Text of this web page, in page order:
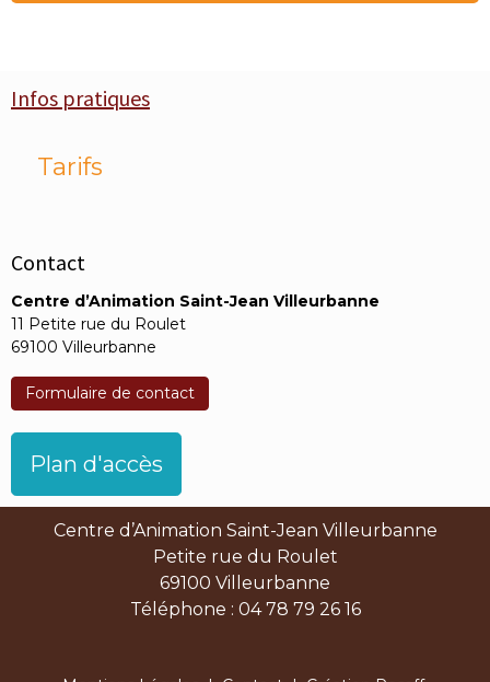
Infos pratiques
Tarifs
Contact
Centre d’Animation Saint-Jean Villeurbanne
11 Petite rue du Roulet
69100 Villeurbanne
Formulaire de contact
Plan d'accès
Centre d’Animation Saint-Jean Villeurbanne
Petite rue du Roulet
69100 Villeurbanne
Téléphone : 04 78 79 26 16